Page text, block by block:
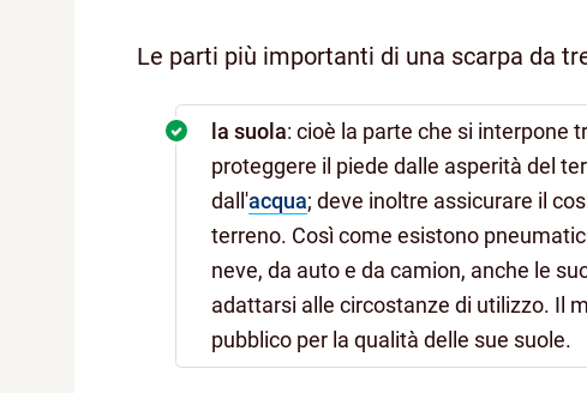
Le parti più importanti di una scarpa da
la suola: cioè la parte che si interpone
proteggere il piede dalle asperità del
dall'acqua; deve inoltre assicurare il
terreno. Così come esistono
neve, da auto e da camion, anche le
adattarsi alle circostanze di utilizzo. Il
pubblico per la qualità delle sue suole.